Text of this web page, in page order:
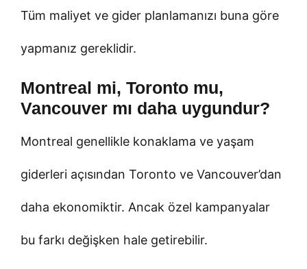
Tüm maliyet ve gider planlamanızı buna göre
yapmanız gereklidir.
Montreal mi, Toronto mu,
Vancouver mı daha uygundur?
Montreal genellikle konaklama ve yaşam
giderleri açısından Toronto ve Vancouver’dan
daha ekonomiktir. Ancak özel kampanyalar
bu farkı değişken hale getirebilir.